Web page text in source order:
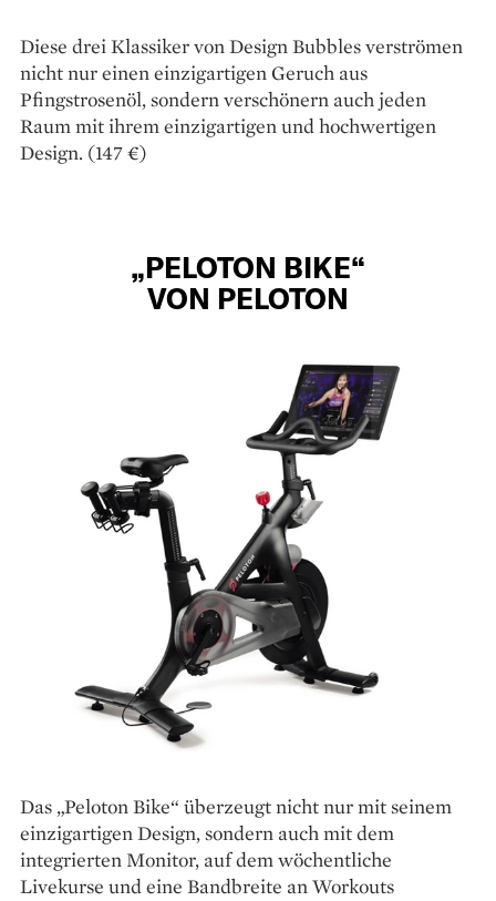
Diese drei Klassiker von Design Bubbles verströmen
nicht nur einen einzigartigen Geruch aus
Pfingstrosenöl, sondern verschönern auch jeden
Raum mit ihrem einzigartigen und hochwertigen
Design. (147 €)
„PELOTON BIKE“
VON PELOTON
Das „Peloton Bike“ überzeugt nicht nur mit seinem
einzigartigen Design, sondern auch mit dem
integrierten Monitor, auf dem wöchent­liche
Livekurse und eine Bandbreite an Workouts